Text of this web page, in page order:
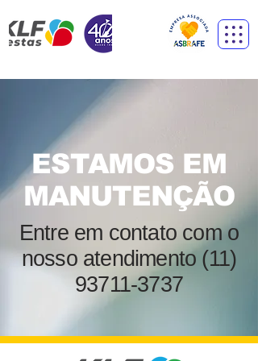
ESTAMOS EM
MANUTENÇÃO
Entre em contato com o
nosso atendimento (11)
93711-3737